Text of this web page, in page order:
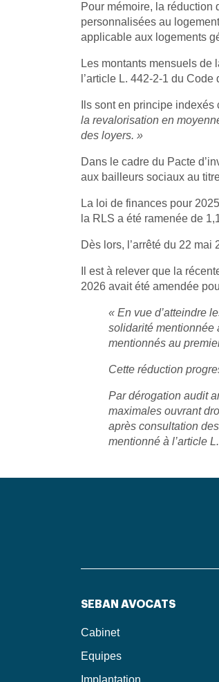
Pour mémoire, la réduction
personnalisées au
applicable aux logements
Les montants mensuels de
l’article L. 442-2-1 du
Ils sont en principe
la revalorisation en
des loyers. »
Dans le cadre du Pacte
aux bailleurs sociaux au
La loi de finances pour
la RLS a été ramenée de
Dès lors, l’arrêté du 22
Il est à relever que la
2026 avait été amendée
« En vue d’atteindre
solidarité mentionnée
mentionnés au
Cette réduction
Par dérogation audit
maximales ouvrant
après consultation
mentionné à l’article
SEBAN AVOCATS
Cabinet
Equipes
Implantation